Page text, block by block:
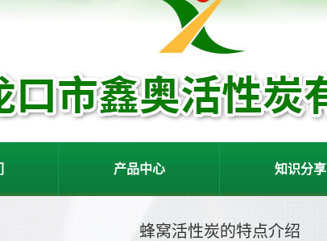
产品中心 知识分享
蜂窝活性炭的特点介绍